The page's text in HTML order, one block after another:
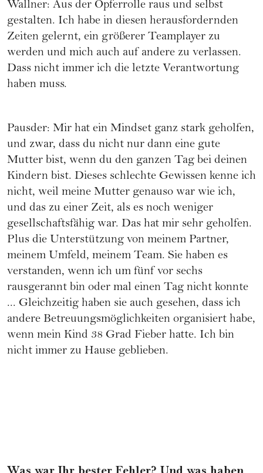
Wallner: Aus der Opferrolle raus und selbst
gestalten. Ich habe in diesen herausfordernden
Zeiten gelernt, ein größerer Teamplayer zu
werden und mich auch auf andere zu verlassen.
Dass nicht immer ich die letzte Verantwortung
haben muss.
Pausder: Mir hat ein Mindset ganz stark geholfen,
und zwar, dass du nicht nur dann eine gute
Mutter bist, wenn du den ganzen Tag bei deinen
Kindern bist. Dieses schlechte Gewissen kenne ich
nicht, weil meine Mutter genauso war wie ich,
und das zu einer Zeit, als es noch weniger
gesellschaftsfähig war. Das hat mir sehr geholfen.
Plus die Unterstützung von meinem Partner,
meinem Umfeld, meinem Team. Sie haben es
verstanden, wenn ich um fünf vor sechs
rausgerannt bin oder mal einen Tag nicht konnte
... Gleichzeitig haben sie auch gesehen, dass ich
andere Betreuungsmöglichkeiten organisiert habe,
wenn mein Kind 38 Grad Fieber hatte. Ich bin
nicht immer zu Hause geblieben.